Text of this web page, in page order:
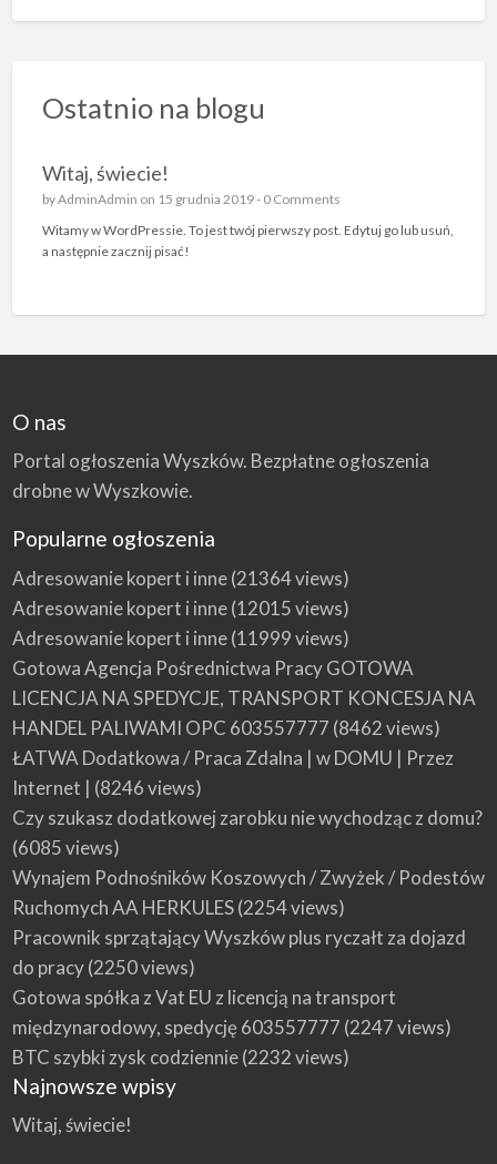
Ostatnio na blogu
Witaj, świecie!
byAdminAdmin on 15 grudnia 2019 - 0 Comments
Witamy w WordPressie. To jest twój pierwszy post. Edytuj go lub usuń,
a następnie zacznij pisać!
O nas
Portal ogłoszenia Wyszków. Bezpłatne ogłoszenia
drobne w Wyszkowie.
Popularne ogłoszenia
Adresowanie kopert i inne(21364 views)
Adresowanie kopert i inne(12015 views)
Adresowanie kopert i inne(11999 views)
Gotowa Agencja Pośrednictwa Pracy GOTOWA
LICENCJA NA SPEDYCJE, TRANSPORT KONCESJA NA
HANDEL PALIWAMI OPC 603557777 (8462 views)
ŁATWA Dodatkowa / Praca Zdalna | w DOMU | Przez
Internet | (8246 views)
Czy szukasz dodatkowej zarobku nie wychodząc z domu?
(6085 views)
Wynajem Podnośników Koszowych / Zwyżek / Podestów
Ruchomych AA HERKULES(2254 views)
Pracownik sprzątający Wyszków plus ryczałt za dojazd
do pracy(2250 views)
Gotowa spółka z Vat EU z licencją na transport
międzynarodowy, spedycję 603557777 (2247 views)
BTC szybki zysk codziennie(2232 views)
Najnowsze wpisy
Witaj, świecie!